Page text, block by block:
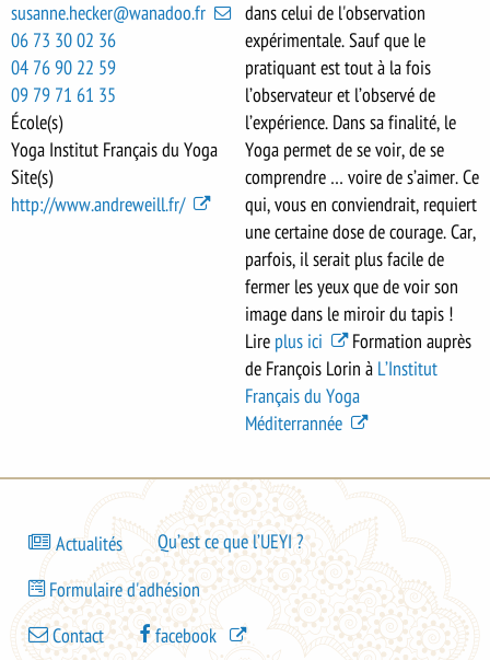
susanne.hecker@wanadoo.fr
06 73 30 02 36
04 76 90 22 59
09 79 71 61 35
École(s)
Yoga Institut Français du Yoga
Site(s)
http://www.andreweill.fr/
dans celui de l'observation
expérimentale. Sauf que le
pratiquant est tout à la fois
l’observateur et l’observé de
l’expérience. Dans sa finalité, le
Yoga permet de se voir, de se
comprendre … voire de s’aimer. Ce
qui, vous en conviendrait, requiert
une certaine dose de courage. Car,
parfois, il serait plus facile de
fermer les yeux que de voir son
image dans le miroir du tapis !
Lire plus ici
Formation auprès
de François Lorin à L’Institut
Français du Yoga
Méditerrannée
Bas
page
-
Actualités Qu’est ce que l’UEYI ?
Bas
de
page
Formulaire d'adhésion
BasContact facebook